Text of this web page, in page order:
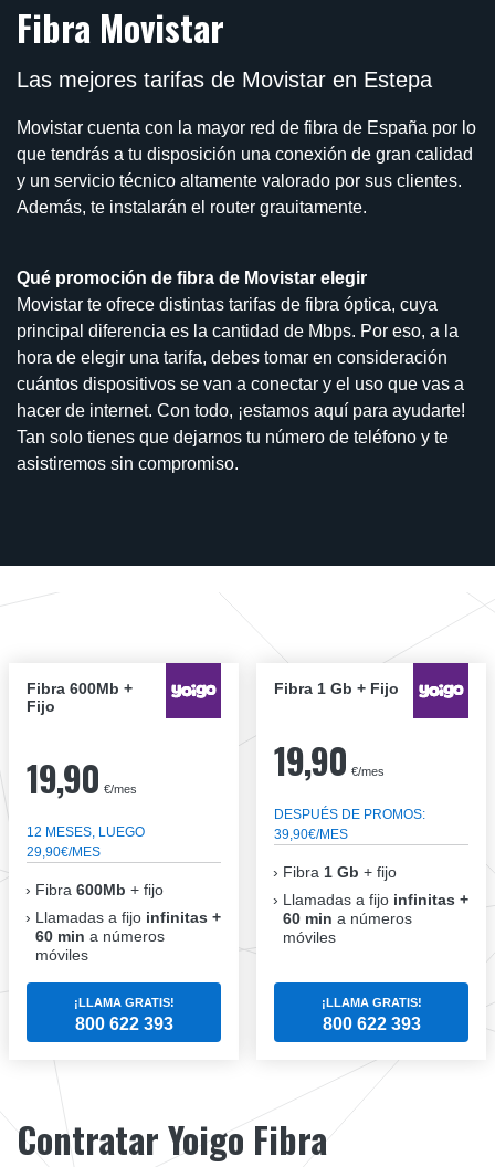
Fibra Movistar
Las mejores tarifas de Movistar en Estepa
Movistar cuenta con la mayor red de fibra de España por lo
que tendrás a tu disposición una conexión de gran calidad
y un servicio técnico altamente valorado por sus clientes.
Además, te instalarán el router grauitamente.
Qué promoción de fibra de Movistar elegir
Movistar te ofrece distintas tarifas de fibra óptica, cuya
principal diferencia es la cantidad de Mbps. Por eso, a la
hora de elegir una tarifa, debes tomar en consideración
cuántos dispositivos se van a conectar y el uso que vas a
hacer de internet. Con todo, ¡estamos aquí para ayudarte!
Tan solo tienes que dejarnos tu número de teléfono y te
asistiremos sin compromiso.
Fibra 600Mb +
Fijo
19,90 €/mes
12 MESES, LUEGO
29,90€/MES
Fibra 600Mb + fijo
Llamadas a fijo infinitas +
60 min a números
móviles
¡LLAMA GRATIS!
800 622 393
Fibra 1 Gb + Fijo
19,90 €/mes
DESPUÉS DE PROMOS:
39,90€/MES
Fibra 1 Gb + fijo
Llamadas a fijo infinitas +
60 min a números
móviles
¡LLAMA GRATIS!
800 622 393
Contratar Yoigo Fibra